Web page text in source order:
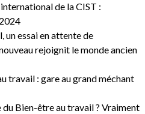
de la CIST :
un essai en attente de
rejoignit le monde ancien
travail : gare au grand méchant
Bien-être au travail ? Vraiment